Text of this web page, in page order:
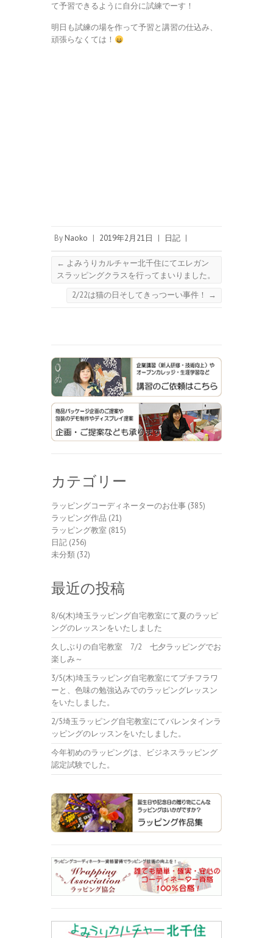
て予習できるように自分に試練でーす！
明日も試練の場を作って予習と講習の仕込み、
頑張らなくては！
By Naoko | 2019年2月21日 | 日記 |
← よみうりカルチャー北千住にてエレガン
スラッピングクラスを行ってまいりました。
2/22は猫の日そしてきっつーい事件！
→
カテゴリー
ラッピングコーディネーターのお仕事 (385)
ラッピング作品 (21)
ラッピング教室 (815)
日記 (256)
未分類 (32)
最近の投稿
8/6(木)埼玉ラッピング自宅教室にて夏のラッピ
ングのレッスンをいたしました
久しぶりの自宅教室 7/2 七夕ラッピングでお
楽しみ～
3/5(木)埼玉ラッピング自宅教室にてプチフラワ
ーと、色味の勉強込みでのラッピングレッスン
をいたしました。
2/5埼玉ラッピング自宅教室にてバレンタインラ
ッピングのレッスンをいたしました。
今年初めのラッピングは、ビジネスラッピング
認定試験でした。